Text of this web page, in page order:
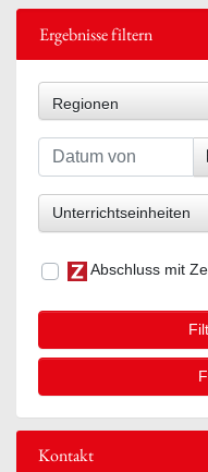
Ergebnisse filtern
Regionen
Unterrichtseinheiten
Abschluss mit
Kontakt